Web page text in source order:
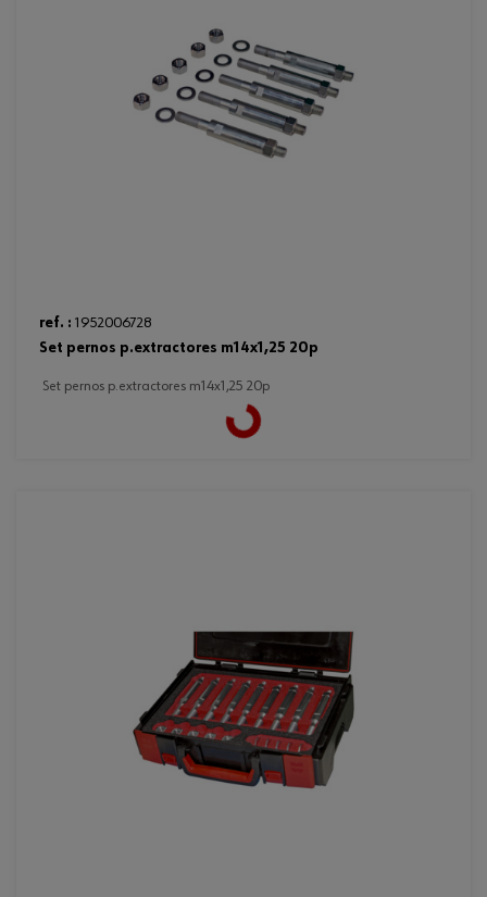
ref. : 1952006728
set pernos p.extractores m14x1,25 20p
set pernos p.extractores m14x1,25 20p